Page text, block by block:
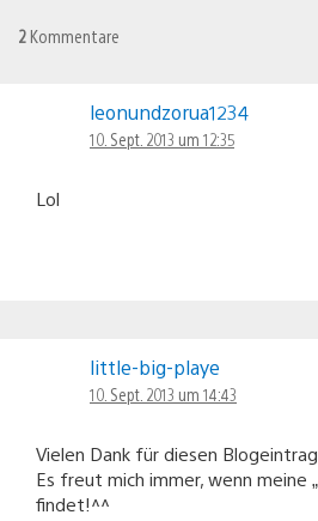
2 Kommentare
leonundzorua1234
10. Sept. 2013 um 12:35
Lol
little-big-playe
10. Sept. 2013 um 14:43
Vielen Dank für diesen
Es freut mich immer, wenn meine
findet!^^